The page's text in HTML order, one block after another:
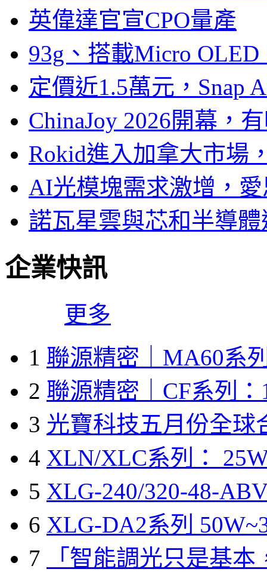
英偉達官宣CPO量產
93g、搭載Micro
定價近1.5萬元，Snap
ChinaJoy 2026開幕，
Rokid進入加拿大市場
AI光模塊需求激增，
諾瓦星雲與芯和半導
企業快訊
更多
1 聯源精密｜MA60系
2 聯源精密｜CF系列：
3 光寶科技五月份全球
4 XLN/XLC系列：
5 XLG-240/320-48-
6 XLG-DA2系列
7
「智能調光只是基本